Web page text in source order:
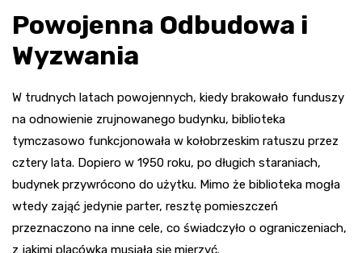
Powojenna Odbudowa i
Wyzwania
W trudnych latach powojennych, kiedy brakowało funduszy
na odnowienie zrujnowanego budynku, biblioteka
tymczasowo funkcjonowała w kołobrzeskim ratuszu przez
cztery lata. Dopiero w 1950 roku, po długich staraniach,
budynek przywrócono do użytku. Mimo że biblioteka mogła
wtedy zająć jedynie parter, resztę pomieszczeń
przeznaczono na inne cele, co świadczyło o ograniczeniach,
z jakimi placówka musiała się mierzyć.